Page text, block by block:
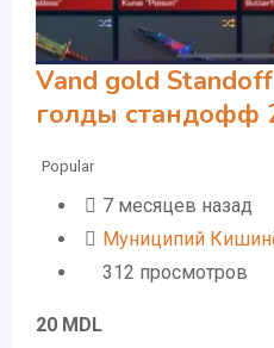
Vand gold
голды стандофф
Popular
7 месяцев назад
Муниципий
312 просмотров
20 MDL